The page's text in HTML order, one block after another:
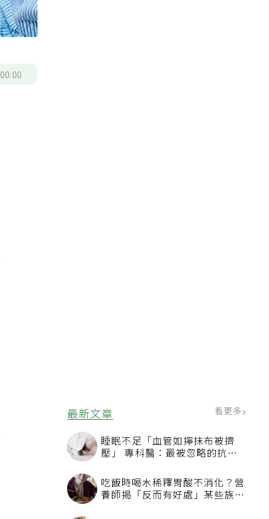
最新文章 看更多
睡眠不足「血管如擰抹布被擠
壓」 專科醫：最被忽略的抗老
吃飯時喝水稀釋胃酸不消化？營
養師揭「反而有好處」某些族群
00:00